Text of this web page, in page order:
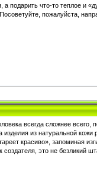
подарить что-то теплое и
пожалуйста,
всегда сложнее
из натуральной кожи
красиво», запоминая
это не безликий